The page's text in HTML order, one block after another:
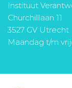
Instituut
Churchilllaan 11
3527 GV Utrecht
Maandag t/m